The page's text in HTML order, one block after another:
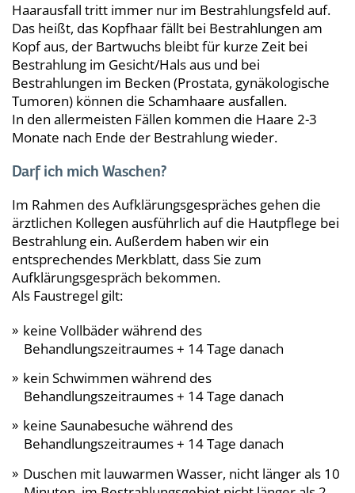
Haarausfall tritt immer nur im Bestrahlungsfeld auf.
Das heißt, das Kopfhaar fällt bei Bestrahlungen am
Kopf aus, der Bartwuchs bleibt für kurze Zeit bei
Bestrahlung im Gesicht/Hals aus und bei
Bestrahlungen im Becken (Prostata, gynäkologische
Tumoren) können die Schamhaare ausfallen.
In den allermeisten Fällen kommen die Haare 2-3
Monate nach Ende der Bestrahlung wieder.
Darf ich mich Waschen?
Im Rahmen des Aufklärungsgespräches gehen die
ärztlichen Kollegen ausführlich auf die Hautpflege bei
Bestrahlung ein. Außerdem haben wir ein
entsprechendes Merkblatt, dass Sie zum
Aufklärungsgespräch bekommen.
Als Faustregel gilt:
keine Vollbäder während des
Behandlungszeitraumes + 14 Tage danach
kein Schwimmen während des
Behandlungszeitraumes + 14 Tage danach
keine Saunabesuche während des
Behandlungszeitraumes + 14 Tage danach
Duschen mit lauwarmen Wasser, nicht länger als 10